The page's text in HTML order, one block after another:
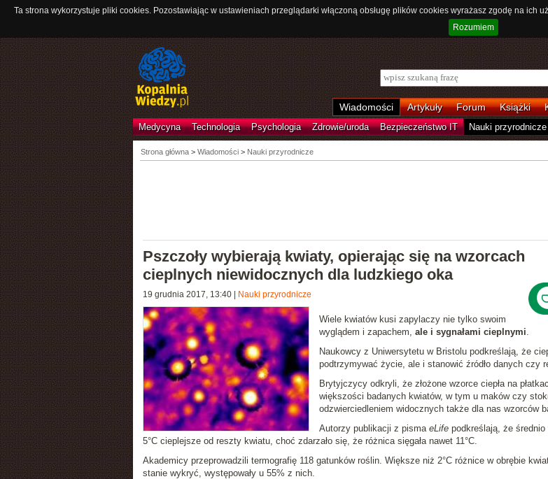
Ta strona wykorzystuje pliki cookies. Pozostawiając w ustawieniach przeglądarki włączoną obsługę plików cookies wyrażasz zgodę na
Rozumiem
Wiadomości Artykuły Forum Książki
Medycyna Technologia Psychologia Zdrowie/uroda Bezpieczeństwo IT Nauki przyrodnicze
Strona główna> Wiadomości > Nauki przyrodnicze
Pszczoły wybierają kwiaty, opierając się na wzorcach
cieplnych niewidocznych dla ludzkiego oka
19 grudnia 2017, 13:40| Nauki przyrodnicze
Wiele kwiatów kusi zapylaczy nie tylko swoim
wyglądem i zapachem, ale i sygnałami cieplnymi.
Naukowcy z Uniwersytetu w Bristolu podkreślają, że
podtrzymywać życie, ale i stanowić źródło danych czy
Brytyjczycy odkryli, że złożone wzorce ciepła na
większości badanych kwiatów, w tym u maków czy
odzwierciedleniem widocznych także dla nas wzorców
Autorzy publikacji z pisma eLifepodkreślają, że średnio
5°C cieplejsze od reszty kwiatu, choć zdarzało się, że różnica sięgała nawet 11°C.
Akademicy przeprowadzili termografię 118 gatunków roślin. Większe niż 2°C różnice w obrębie
stanie wykryć, występowały u 55% z nich.